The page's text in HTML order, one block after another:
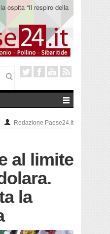
ospita “Il respiro della
365
Redazione Paese24.it
al limite
la